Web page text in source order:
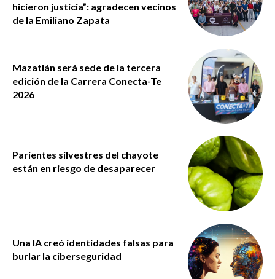
hicieron justicia”: agradecen vecinos
de la Emiliano Zapata
Mazatlán será sede de la tercera
edición de la Carrera Conecta-Te
2026
Parientes silvestres del chayote
están en riesgo de desaparecer
Una IA creó identidades falsas para
burlar la ciberseguridad